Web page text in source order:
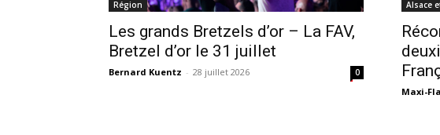
Région
Les grands Bretzels d’or – La FAV,
Bretzel d’or le 31 juillet
Bernard Kuentz - 28 juillet 2026 0
Alsace
Maxi-